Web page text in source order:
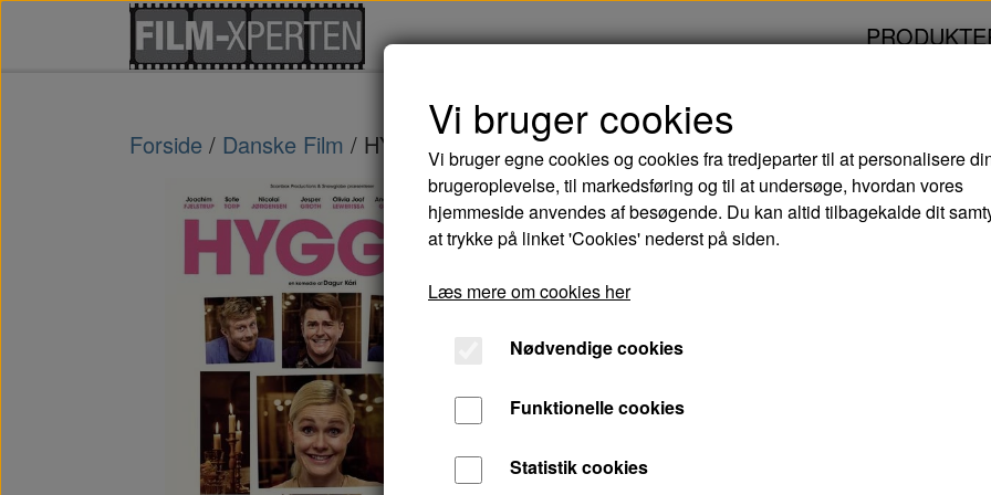
Forside Danske Film HYGGE! - DVD
HYGGE! - DVD
55,00 kr.
Syv venner mødes til en overdådig middag i
til en skøn aften med god mad, dejlig vin og
under overfladen lurer en række tikkende
Vi bruger cookies
Vi bruger egne cookies og cookies fra tredjeparter til at personalisere
brugeroplevelse, til markedsføring og til at undersøge, hvordan vores
hjemmeside anvendes af besøgende. Du kan altid tilbagekalde dit
at trykke på linket 'Cookies' nederst på siden.
Læs mere om cookies her
Nødvendige cookies
Funktionelle cookies
Statistik cookies